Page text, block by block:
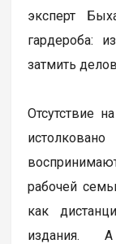
эксперт
гардероба:
затмить
Отсутствие
рабочей
как
издания.